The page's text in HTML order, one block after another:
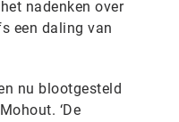
nadenken over
een daling van
nu blootgesteld
‘De